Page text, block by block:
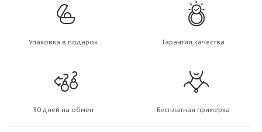
Упаковка в подарок Гарантия качества
30 дней на обмен Бесплатная примерка